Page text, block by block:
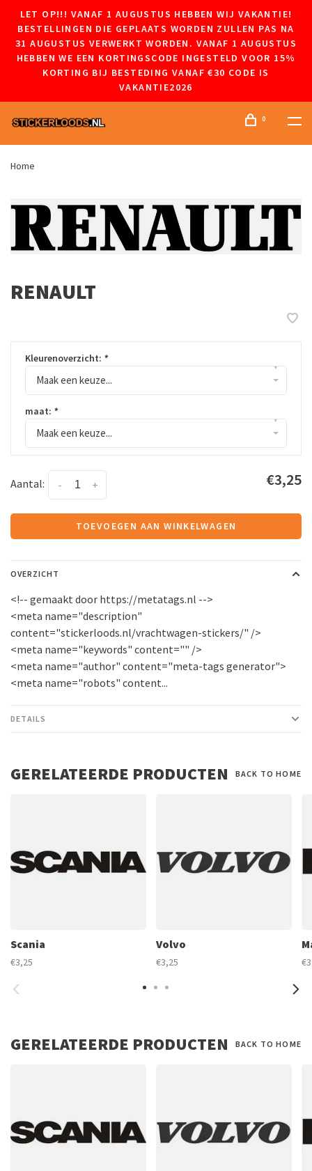
LET OP!!! VANAF 1 AUGUSTUS HEBBEN WIJ VAKANTIE!
BESTELLINGEN DIE GEPLAATS WORDEN ZULLEN PAS NA
31 AUGUSTUS VERWERKT WORDEN. VANAF 1 AUGUSTUS
HEBBEN WE EEN KORTINGSCODE INGESTELD VOOR 15%
KORTING BIJ BESTEDING VANAF €30 CODE IS
VAKANTIE2026
0
Home
RENAULT
Kleurenoverzicht: *
Maak een keuze...
▾
maat: *
Maak een keuze...
▾
Aantal: +
- €3,25
TOEVOEGEN AAN WINKELWAGEN
OVERZICHT
<!-- gemaakt door https://metatags.nl -->
<meta name="description"
content="stickerloods.nl/vrachtwagen-stickers/" />
<meta name="keywords" content="" />
<meta name="author" content="meta-tags generator">
<meta name="robots" content...
DETAILS
GERELATEERDE PRODUCTEN BACK TO HOME
Scania
€3,25
Volvo
€3,25
GERELATEERDE PRODUCTEN BACK TO HOME